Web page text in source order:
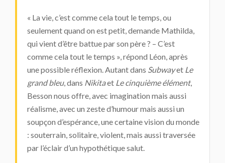
« La vie, c’est comme cela tout le temps, ou
seulement quand on est petit, demande Mathilda,
qui vient d’être battue par son père ? – C’est
comme cela tout le temps », répond Léon, après
une possible réflexion. Autant dans Subwayet Le
grand bleu, dans Nikitaet Le cinquième élément,
Besson nous offre, avec imagination mais aussi
réalisme, avec un zeste d’humour mais aussi un
soupçon d’espérance, une certaine vision du monde
: souterrain, solitaire, violent, mais aussi traversée
par l’éclair d’un hypothétique salut.